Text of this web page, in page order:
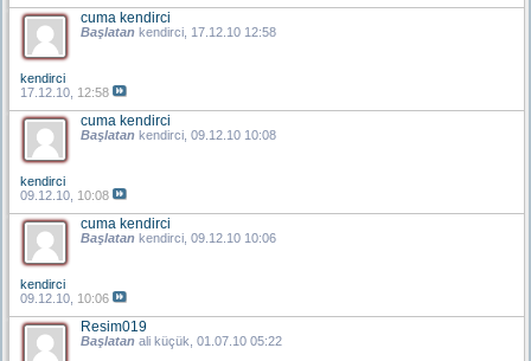
cuma kendirci
Başlatan kendirci , 17.12.10 12:58
kendirci
17.12.10, 12:58
cuma kendirci
Başlatan kendirci , 09.12.10 10:08
kendirci
09.12.10, 10:08
cuma kendirci
Başlatan kendirci , 09.12.10 10:06
kendirci
09.12.10, 10:06
Resim019
Başlatan ali küçük , 01.07.10 05:22